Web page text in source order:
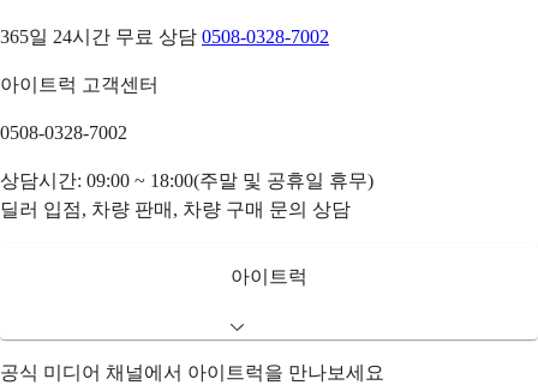
365일 24시간 무료 상담 0508-0328-7002
아이트럭 고객센터
0508-0328-7002
상담시간: 09:00 ~ 18:00(주말 및 공휴일 휴무)
딜러 입점, 차량 판매, 차량 구매 문의 상담
아이트럭
공식 미디어 채널에서 아이트럭을 만나보세요